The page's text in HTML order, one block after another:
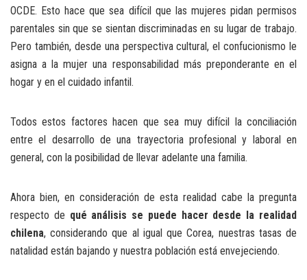
OCDE. Esto hace que sea difícil que las mujeres pidan permisos
parentales sin que se sientan discriminadas en su lugar de trabajo.
Pero también, desde una perspectiva cultural, el confucionismo le
asigna a la mujer una responsabilidad más preponderante en el
hogar y en el cuidado infantil.
Todos estos factores hacen que sea muy difícil la conciliación
entre el desarrollo de una trayectoria profesional y laboral en
general, con la posibilidad de llevar adelante una familia.
Ahora bien, en consideración de esta realidad cabe la pregunta
respecto de qué análisis se puede hacer desde la realidad
chilena, considerando que al igual que Corea, nuestras tasas de
natalidad están bajando y nuestra población está envejeciendo.